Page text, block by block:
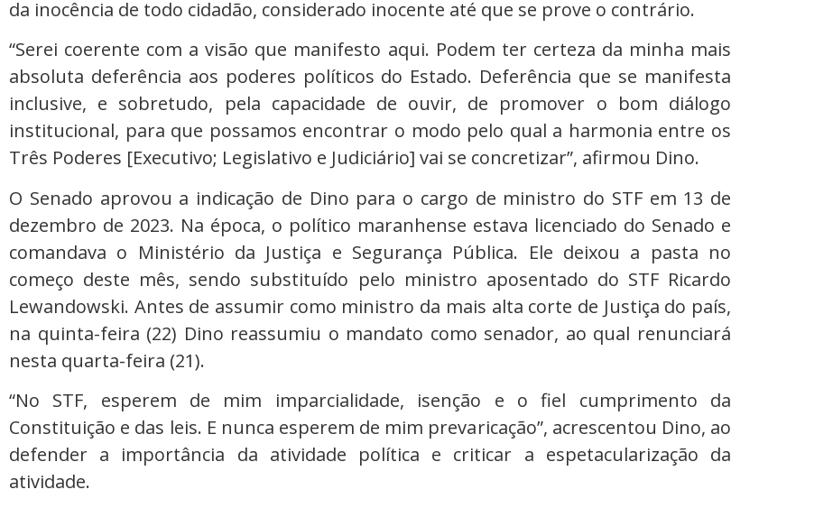
da inocência de todo cidadão, considerado inocente até que se prove o contrário.
“Serei coerente com a visão que manifesto aqui. Podem ter certeza da minha mais
absoluta deferência aos poderes políticos do Estado. Deferência que se manifesta
inclusive, e sobretudo, pela capacidade de ouvir, de promover o bom diálogo
institucional, para que possamos encontrar o modo pelo qual a harmonia entre os
Três Poderes [Executivo; Legislativo e Judiciário] vai se concretizar”, afirmou Dino.
O Senado aprovou a indicação de Dino para o cargo de ministro do STF em 13 de
dezembro de 2023. Na época, o político maranhense estava licenciado do Senado e
comandava o Ministério da Justiça e Segurança Pública. Ele deixou a pasta no
começo deste mês, sendo substituído pelo ministro aposentado do STF Ricardo
Lewandowski. Antes de assumir como ministro da mais alta corte de Justiça do país,
na quinta-feira (22) Dino reassumiu o mandato como senador, ao qual renunciará
nesta quarta-feira (21).
“No STF, esperem de mim imparcialidade, isenção e o fiel cumprimento da
Constituição e das leis. E nunca esperem de mim prevaricação”, acrescentou Dino, ao
defender a importância da atividade política e criticar a espetacularização da
atividade.